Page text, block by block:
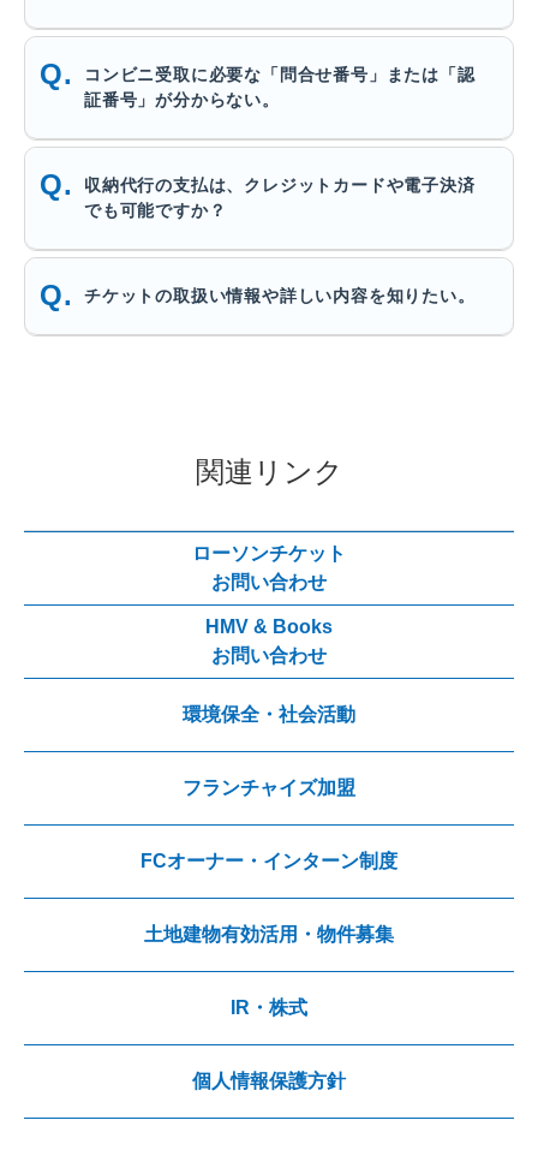
コンビニ受取に必要な「問合せ番号」または「認
証番号」が分からない。
収納代行の支払は、クレジットカードや電子決済
でも可能ですか？
チケットの取扱い情報や詳しい内容を知りたい。
関連リンク
ローソンチケット
お問い合わせ
HMV & Books
お問い合わせ
環境保全・社会活動
フランチャイズ加盟
FCオーナー・インターン制度
土地建物有効活用・物件募集
IR・株式
個人情報保護方針